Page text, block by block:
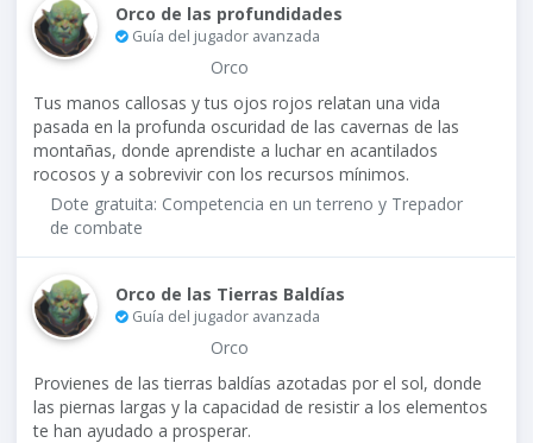
Orco de las profundidades
Guía del jugador avanzada
Orco
Tus manos callosas y tus ojos rojos relatan una vida
pasada en la profunda oscuridad de las cavernas de las
montañas, donde aprendiste a luchar en acantilados
rocosos y a sobrevivir con los recursos mínimos.
Dote gratuita: Competencia en un terreno y Trepador
de combate
Orco de las Tierras Baldías
Guía del jugador avanzada
Orco
Provienes de las tierras baldías azotadas por el sol, donde
las piernas largas y la capacidad de resistir a los elementos
te han ayudado a prosperar.